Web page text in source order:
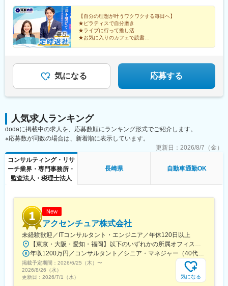
１２条駅、あおば通駅、西川緑道公園駅、猿猴橋町駅、横川一丁
目駅、城北駅
舞浜駅、南流山駅、本八幡駅(都営線)、船橋駅、西船橋駅、久喜
駅、川口駅、南越谷駅、天下茶屋駅、伏見駅(愛知県)、栄駅(愛知
県)、東梅田駅、阿倍野駅(阪堺線)、今宮戎駅、鶴橋駅、京橋駅(大
阪府)、南方駅(大阪府)、上小田井駅、上飯田駅、鶴舞駅、藤が丘
駅(愛知県)、金山駅(愛知県)、流山おおたかの森駅、藤沢駅、富田
急行)、茨木駅、三国ケ丘駅(大阪府)、南森町駅、森ノ宮駅、枚方
市駅、豊橋駅、刈谷駅、星ケ丘駅(愛知県)、高蔵寺駅、ＪＲ難波
駅、中百舌鳥駅、大曽根駅、赤池駅(愛知県)、大阪駅、新大阪駅、
北新地駅、大阪阿部野橋駅、近鉄名古屋駅、名鉄名古屋駅、博多
駅(福岡県)、中洲川端駅、千早駅、三ノ宮駅、尼崎駅(東海道本
線)、神戸駅(兵庫県)、姫路駅、新長田駅、明石駅、西宮北口駅、
王寺駅、近鉄奈良駅、学園前駅(奈良県)、大和西大寺駅、生駒駅、
和歌山駅、和歌山市駅、京都駅、京阪山科駅、烏丸駅、草津駅(滋
賀県)、南草津駅、京阪石山駅、瀬田駅(滋賀県)、竹田駅(京都府)、
大通駅、札幌駅、仙台駅、岡山駅、下関駅、松江駅、鳥取駅、広
島駅、福山駅、横川駅、新白島駅、西条駅(広島県)、西高屋駅、東
広島駅、八本松駅、北参道駅、青井駅、浜松町駅、西日暮里駅(舎
阿倍野駅(地下鉄)、鴫野駅、西中島南方駅、丸の内駅(愛知県)、小
田井駅、上前津駅、東別院駅、摂津富田駅、新今宮駅前駅、千鳥
橋駅、千里中央駅(大阪モノレール)、百舌鳥八幡駅、大阪天満宮
駅、玉造駅、宮之阪駅、新豊橋駅、なんば駅(地下鉄)、なかもず
駅、森下駅(愛知県)、国際センター駅、祇園駅(福岡県)、西鉄福岡
駅、櫛田神社前駅、西鉄千早駅、三宮駅(神戸新交通)、ハーバーラ
ンド駅、山陽姫路駅、西代駅、山陽明石駅、新王寺駅、鳥居前
駅、田中口駅、山科駅、四条駅(京都市営)、石山駅、くいな橋駅、
西４丁目駅、さっぽろ駅、仙台駅(地下鉄)、岡山駅前駅、横川駅
(広島県)、白島駅(広島高速交通線)、竹橋駅、御成門駅、新桜台
滋賀県・京都府・大阪府・兵庫県・和歌山県・奈良県◆中国・四
国鳥取県・島根県・岡山県・広島県・山口県・香川県・愛媛県・
高知県・徳島県◆九州・沖縄福岡県・佐賀県・長崎県・熊本県・
大分県・宮崎県・鹿児島県・沖縄県☆最近では全国の「イオン」
「ららぽーと」「イトーヨーカドー」「ダイナシティ」など大型
に、気軽に当店に立ち寄る方が増加中。さらなる企業拡大を目指
しています。
駅、南越谷駅、上尾駅、加茂宮駅、和光市駅、入曽駅、高坂駅、
朝霞駅、中浦和駅、武蔵浦和駅、鶴瀬駅、東鷲宮駅、新座駅、川
口駅、松戸駅、北柏駅、柏駅、新浦安駅、市川駅、京成船橋駅、
海浜幕張駅、稲毛駅、四街道駅、おゆみ野駅、五井駅、新船橋
駅、馬込沢駅、松岸駅、平井駅(東京都)、葛西駅、秋川駅、豊田
府中駅(東京都)、聖蹟桜ケ丘駅、上野御徒町駅、豊洲駅、二子玉川
駅、三軒茶屋駅、田園調布駅、町田駅、すずかけ台駅、溝の口
駅、川崎駅、相模大野駅、中山駅(神奈川県)、二俣川駅、十日市場
りんくう常滑駅、大府駅、日進駅(愛知県)、刈谷駅、喜多山駅(愛
知県)、町方駅、荒子川公園駅、小牧駅、稲沢駅、新守山駅、荒子
駅、鶴舞駅、観音寺駅(愛知県)、平田町駅、桔梗が丘駅、南が丘
駅、堅田駅、野洲駅、瀬田駅(滋賀県)、堺東駅、大正駅(大阪府)、
川西駅(大阪府)、河内長野駅、深江橋駅、日根野駅、堺駅、万博記
念公園駅、富木駅、池田駅(大阪府)、南ウッディタウン駅、三田駅
(兵庫県)、大久保駅(兵庫県)、多田駅(兵庫県)、元町駅(兵庫県)、鼓
滝駅、加古川駅、郡山駅(奈良県)、天理駅、志都美駅、倉敷市駅、
通駅、下曽根駅、大野城駅、二島駅、折尾駅、西鉄福岡駅、博多
駅、小倉駅(福岡県)、熊西駅、スペースワールド駅、原田駅(福岡
県)、橋本駅(福岡県)、唐人町駅、天神駅、鳥栖駅、道ノ尾駅、長
崎駅(長崎県)、神泉駅、新宿駅(東京メトロ)、東銀座駅、奥沢駅、
長堀橋駅、本川越駅、新越谷駅、市川真間駅、船橋駅、京成稲毛
駅、東海神駅、京王八王子駅、つつじケ丘駅、府中競馬正門前
駅、御徒町駅、新豊洲駅、西太子堂駅、武蔵溝ノ口駅、京急川崎
駅、石上駅、江端駅、加納駅(岐阜県)、各務ケ原駅、津島駅、ドー
与＋インセン
【自分の理想が叶うワクワクする毎日へ】
★ピラティスで自分磨き
★ライブに行って推し活
★お気に入りのカフェで読書
気になる 応募する
人気求人ランキング
dodaに掲載中の求人を、応募数順にランキング形式でご紹介します。
※応募数が同数の場合は、新着順に表示しています。
更新日： 2026/8/7（金）
コンサルティング・リサ
ーチ業界・専門事務所・
監査法人・税理士法人
長崎県 自動車通勤OK
New
アクセンチュア株式会社
未経験歓迎／ITコンサルタント・エンジニア／年休120日以上
掲載予定期間： 2026/6/25（木） 〜
2026/8/26（水）
更新日： 2026/7/1（水） 気になる